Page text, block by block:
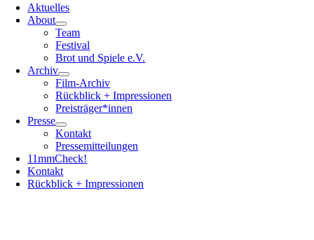
Aktuelles
About
Team
Festival
Brot und Spiele e.V.
Archiv
Film-Archiv
Rückblick + Impressionen
Preisträger*innen
Presse
Kontakt
Pressemitteilungen
11mmCheck!
Kontakt
Rückblick + Impressionen